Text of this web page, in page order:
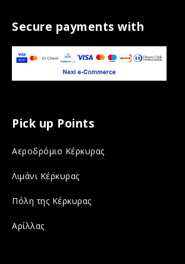
s
i
t
F
c
b
o
o
o
s
i
t
I
s
a
g
r
a
m
Secure payments with
Pick up Points
Αεροδρόμιο Κέρκυρας
Λιμάνι Κέρκυρας
Πόλη της Κέρκυρας
Αρίλλας